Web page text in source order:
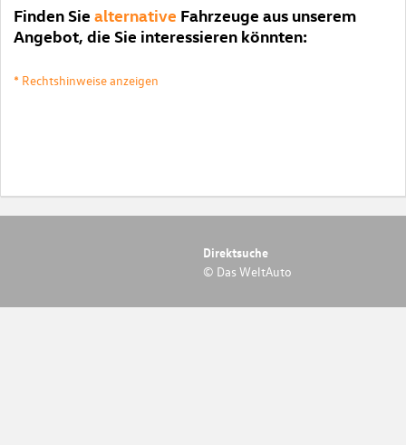
Finden Sie alternative Fahrzeuge aus unserem
Angebot, die Sie interessieren könnten:
* Rechtshinweise anzeigen
Direktsuche
© Das WeltAuto